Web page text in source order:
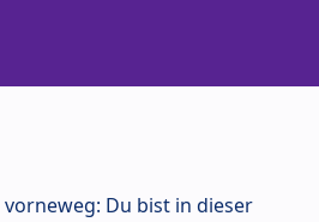
vorneweg: Du bist in dieser